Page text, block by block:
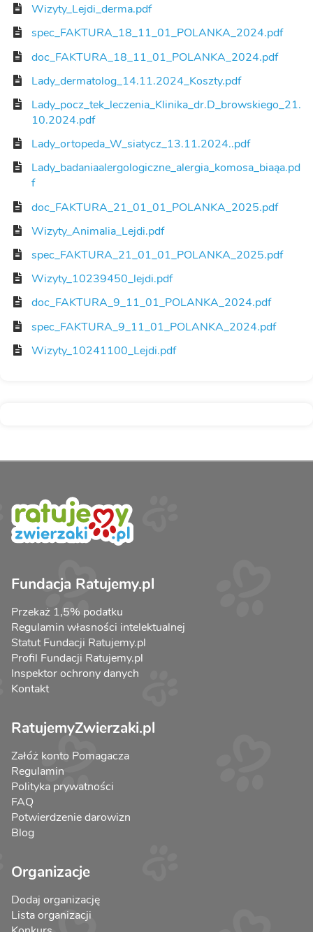
Wizyty_Lejdi_derma.pdf
spec_FAKTURA_18_11_01_POLANKA_2024.pdf
doc_FAKTURA_18_11_01_POLANKA_2024.pdf
Lady_dermatolog_14.11.2024_Koszty.pdf
Lady_pocz_tek_leczenia_Klinika_dr.D_browskiego_21.
10.2024.pdf
Lady_ortopeda_W_siatycz_13.11.2024..pdf
Lady_badaniaalergologiczne_alergia_komosa_biaąa.pd
f
doc_FAKTURA_21_01_01_POLANKA_2025.pdf
Wizyty_Animalia_Lejdi.pdf
spec_FAKTURA_21_01_01_POLANKA_2025.pdf
Wizyty_10239450_lejdi.pdf
doc_FAKTURA_9_11_01_POLANKA_2024.pdf
spec_FAKTURA_9_11_01_POLANKA_2024.pdf
Wizyty_10241100_Lejdi.pdf
Fundacja Ratujemy.pl
Przekaż 1,5% podatku
Regulamin własności intelektualnej
Statut Fundacji Ratujemy.pl
Profil Fundacji Ratujemy.pl
Inspektor ochrony danych
Kontakt
RatujemyZwierzaki.pl
Załóż konto Pomagacza
Regulamin
Polityka prywatności
FAQ
Potwierdzenie darowizn
Blog
Organizacje
Dodaj organizację
Lista organizacji